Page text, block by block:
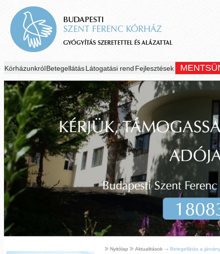
KórházunkrólBetegellátásLátogatási rend Fejlesztések
Nyitólap Aktualitások Betegellátás a